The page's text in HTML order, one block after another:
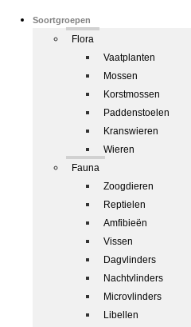
Soortgroepen
Flora
Vaatplanten
Mossen
Korstmossen
Paddenstoelen
Kranswieren
Wieren
Fauna
Zoogdieren
Reptielen
Amfibieën
Vissen
Dagvlinders
Nachtvlinders
Microvlinders
Libellen